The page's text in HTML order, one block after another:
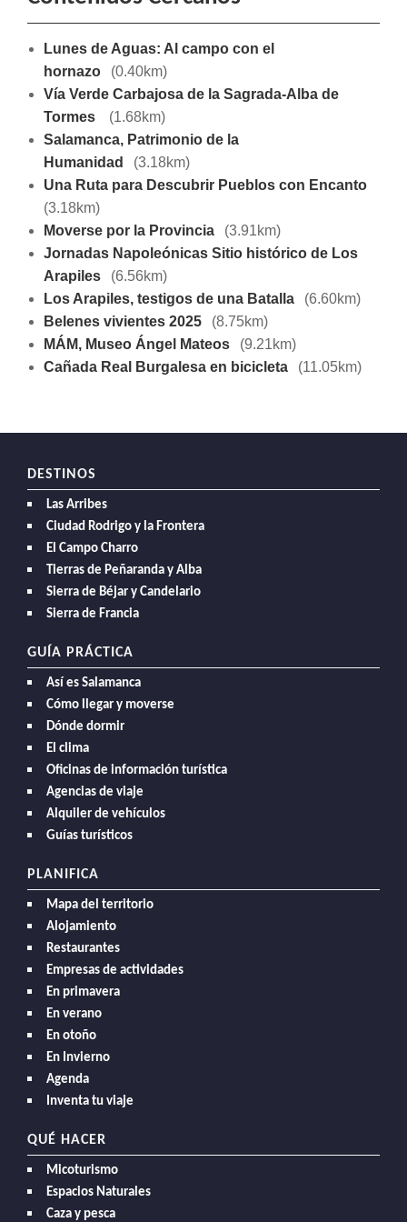
Lunes de Aguas: Al campo con el
hornazo
(0.40km)
Vía Verde Carbajosa de la Sagrada-Alba de
Tormes
(1.68km)
Salamanca, Patrimonio de la
Humanidad
(3.18km)
Una Ruta para Descubrir Pueblos con Encanto
(3.18km)
Moverse por la Provincia
(3.91km)
Jornadas Napoleónicas Sitio histórico de Los
Arapiles
(6.56km)
Los Arapiles, testigos de una Batalla
(6.60km)
Belenes vivientes 2025
(8.75km)
MÁM, Museo Ángel Mateos
(9.21km)
Cañada Real Burgalesa en bicicleta
(11.05km)
DESTINOS
Las Arribes
Ciudad Rodrigo y la Frontera
El Campo Charro
Tierras de Peñaranda y Alba
Sierra de Béjar y Candelario
Sierra de Francia
GUÍA PRÁCTICA
Así es Salamanca
Cómo llegar y moverse
Dónde dormir
El clima
Oficinas de información turística
Agencias de viaje
Alquiler de vehículos
Guías turísticos
PLANIFICA
Mapa del territorio
Alojamiento
Restaurantes
Empresas de actividades
En primavera
En verano
En otoño
En Invierno
Agenda
Inventa tu viaje
QUÉ HACER
Micoturismo
Espacios Naturales
Caza y pesca